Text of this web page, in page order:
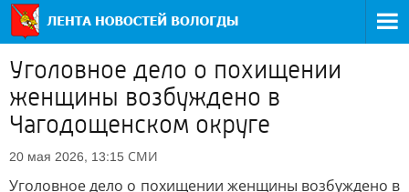
Уголовное дело о похищении
женщины возбуждено в
Чагодощенском округе
20 мая 2026, 13:15 СМИ
Уголовное дело о похищении женщины возбуждено в